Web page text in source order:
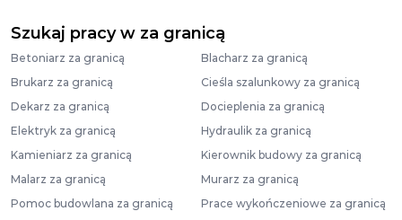
Szukaj pracy w za granicą
Betoniarz za granicą
Blacharz za granicą
Brukarz za granicą
Cieśla szalunkowy za granicą
Dekarz za granicą
Docieplenia za granicą
Elektryk za granicą
Hydraulik za granicą
Kamieniarz za granicą
Kierownik budowy za granicą
Malarz za granicą
Murarz za granicą
Pomoc budowlana za granicą
Prace wykończeniowe za granicą